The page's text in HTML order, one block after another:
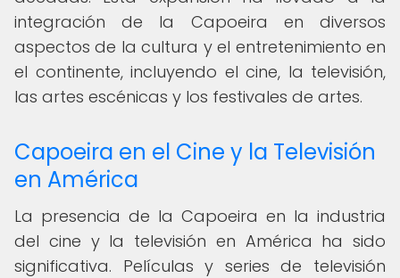
integración de la Capoeira en diversos
aspectos de la cultura y el entretenimiento en
el continente, incluyendo el cine, la televisión,
las artes escénicas y los festivales de artes.
Capoeira en el Cine y la Televisión
en América
La presencia de la Capoeira en la industria
del cine y la televisión en América ha sido
significativa. Películas y series de televisión